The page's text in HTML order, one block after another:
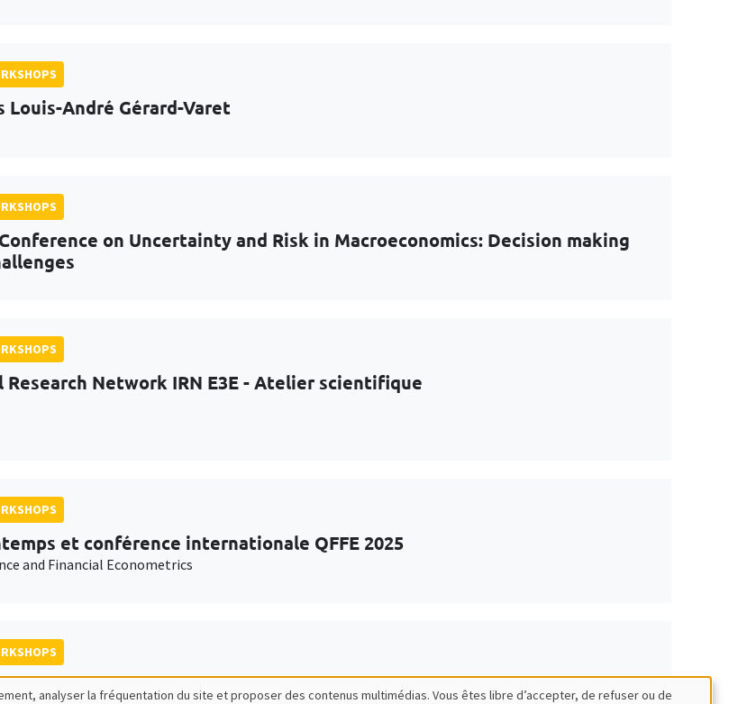
Louis-André Gérard-Varet
on Uncertainty and Risk in Macroeconomics: Decision making
Network IRN E3E - Atelier scientifique
et conférence internationale QFFE 2025
and Financial Econometrics
«Carine Nourry»
analyser la fréquentation du site et proposer des contenus multimédias. Vous êtes libre d’accepter, de refuser ou de